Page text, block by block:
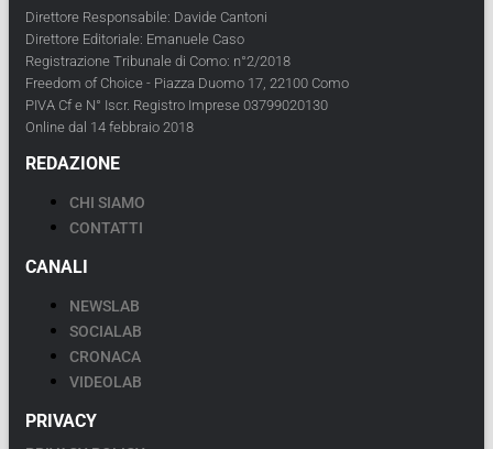
Direttore Responsabile: Davide Cantoni
Direttore Editoriale: Emanuele Caso
Registrazione Tribunale di Como: n°2/2018
Freedom of Choice - Piazza Duomo 17, 22100 Como
PIVA Cf e N° Iscr. Registro Imprese 03799020130
Online dal 14 febbraio 2018
REDAZIONE
CHI SIAMO
CONTATTI
CANALI
NEWSLAB
SOCIALAB
CRONACA
VIDEOLAB
PRIVACY